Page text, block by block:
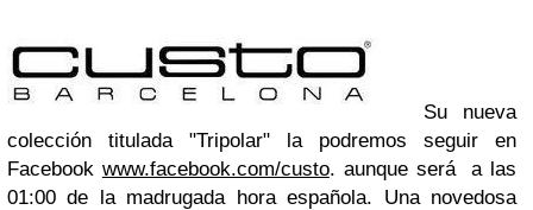
Su nueva
colección titulada "Tripolar" la podremos seguir en
Facebook www.facebook.com/custo. aunque será a las
01:00 de la madrugada hora española. Una novedosa